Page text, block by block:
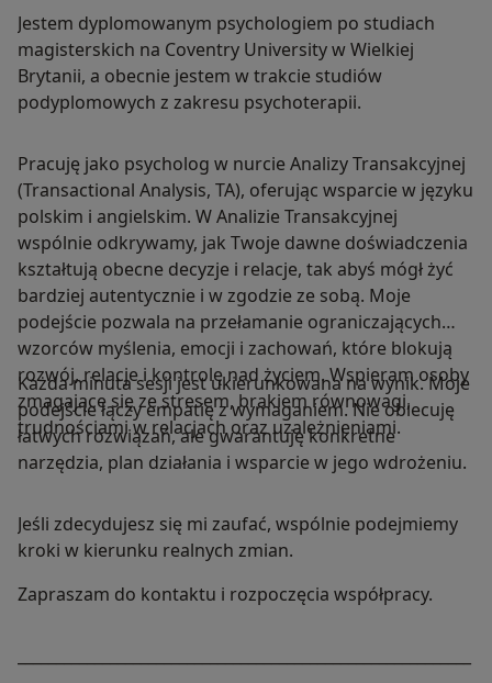
Jestem dyplomowanym psychologiem po studiach
magisterskich na Coventry University w Wielkiej
Brytanii, a obecnie jestem w trakcie studiów
podyplomowych z zakresu psychoterapii.
Pracuję jako psycholog w nurcie Analizy Transakcyjnej
(Transactional Analysis, TA), oferując wsparcie w języku
polskim i angielskim. W Analizie Transakcyjnej
wspólnie odkrywamy, jak Twoje dawne doświadczenia
kształtują obecne decyzje i relacje, tak abyś mógł żyć
bardziej autentycznie i w zgodzie ze sobą. Moje
podejście pozwala na przełamanie ograniczających
wzorców myślenia, emocji i zachowań, które blokują
rozwój, relacje i kontrolę nad życiem. Wspieram osoby
zmagające się ze stresem, brakiem równowagi,
trudnościami w relacjach oraz uzależnieniami.
Każda minuta sesji jest ukierunkowana na wynik. Moje
podejście łączy empatię z wymaganiem. Nie obiecuję
łatwych rozwiązań, ale gwarantuję konkretne
narzędzia, plan działania i wsparcie w jego wdrożeniu.
Jeśli zdecydujesz się mi zaufać, wspólnie podejmiemy
kroki w kierunku realnych zmian.
Zapraszam do kontaktu i rozpoczęcia współpracy.